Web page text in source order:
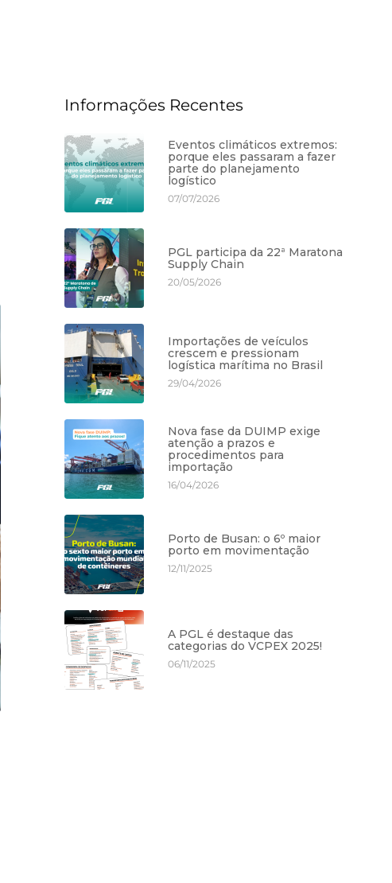
Informações Recentes
Eventos climáticos extremos:
porque eles passaram a fazer
parte do planejamento
logístico
07/07/2026
PGL participa da 22ª Maratona
Supply Chain
20/05/2026
Importações de veículos
crescem e pressionam
logística marítima no Brasil
29/04/2026
Nova fase da DUIMP exige
atenção a prazos e
procedimentos para
importação
16/04/2026
Porto de Busan: o 6º maior
porto em movimentação
12/11/2025
A PGL é destaque das
categorias do VCPEX 2025!
06/11/2025